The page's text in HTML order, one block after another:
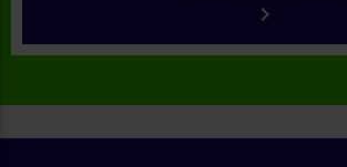
keyboard_arrow_right